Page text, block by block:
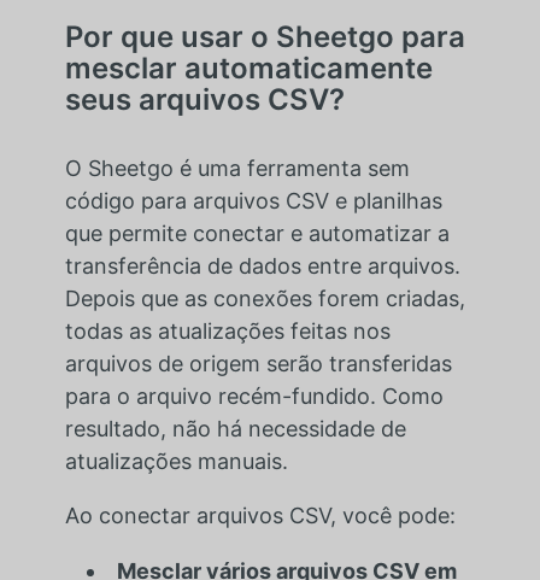
Por que usar o Sheetgo para
mesclar automaticamente
seus arquivos CSV?
O Sheetgo é uma ferramenta sem
código para arquivos CSV e planilhas
que permite conectar e automatizar a
transferência de dados entre arquivos.
Depois que as conexões forem criadas,
todas as atualizações feitas nos
arquivos de origem serão transferidas
para o arquivo recém-fundido. Como
resultado, não há necessidade de
atualizações manuais.
Ao conectar arquivos CSV, você pode:
Mesclar vários arquivos CSV em